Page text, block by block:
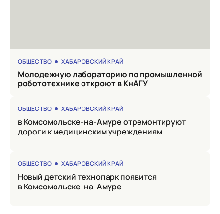
ОБЩЕСТВО ХАБАРОВСКИЙ КРАЙ
Молодежную лабораторию по промышленной
робототехнике откроют в КнАГУ
ОБЩЕСТВО ХАБАРОВСКИЙ КРАЙ
в Комсомольске-на-Амуре отремонтируют
дороги к медицинским учреждениям
ОБЩЕСТВО ХАБАРОВСКИЙ КРАЙ
Новый детский технопарк появится
в Комсомольске-на-Амуре